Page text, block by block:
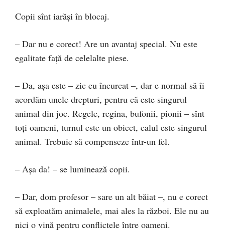
Copii sînt iarăși în blocaj.
– Dar nu e corect! Are un avantaj special. Nu este
egalitate față de celelalte piese.
– Da, așa este – zic eu încurcat –, dar e normal să îi
acordăm unele drepturi, pentru că este singurul
animal din joc. Regele, regina, bufonii, pionii – sînt
toți oameni, turnul este un obiect, calul este singurul
animal. Trebuie să compenseze într-un fel.
– Așa da! – se luminează copii.
– Dar, dom profesor – sare un alt băiat –, nu e corect
să exploatăm animalele, mai ales la război. Ele nu au
nici o vină pentru conflictele între oameni.